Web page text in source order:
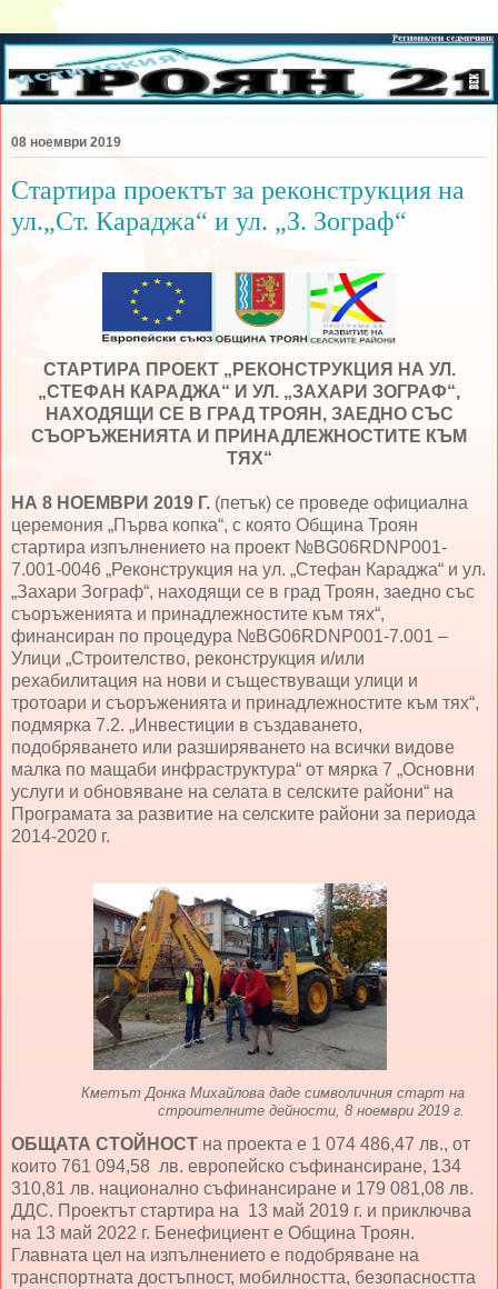
08 ноември 2019
Стартира проектът за реконструкция на
ул.„Ст. Караджа“ и ул. „З. Зограф“
СТАРТИРА ПРОЕКТ „РЕКОНСТРУКЦИЯ НА УЛ.
„СТЕФАН КАРАДЖА“ И УЛ. „ЗАХАРИ ЗОГРАФ“,
НАХОДЯЩИ СЕ В ГРАД ТРОЯН, ЗАЕДНО СЪС
СЪОРЪЖЕНИЯТА И ПРИНАДЛЕЖНОСТИТЕ КЪМ
ТЯХ“
НА 8 НОЕМВРИ 2019 Г. (петък) се проведе официална
церемония „Първа копка“, с която Община Троян
стартира изпълнението на проект №BG06RDNP001-
7.001-0046 „Реконструкция на ул. „Стефан Караджа“ и ул.
„Захари Зограф“, находящи се в град Троян, заедно със
съоръженията и принадлежностите към тях“,
финансиран по процедура №BG06RDNP001-7.001 –
Улици „Строителство, реконструкция и/или
рехабилитация на нови и съществуващи улици и
тротоари и съоръженията и принадлежностите към тях“,
подмярка 7.2. „Инвестиции в създаването,
подобряването или разширяването на всички видове
малка по мащаби инфраструктура“ от мярка 7 „Основни
услуги и обновяване на селата в селските райони“ на
Програмата за развитие на селските райони за периода
2014-2020 г.
Кметът Донка Михайлова даде символичния старт на
строителните дейности, 8 ноември 2019 г.
ОБЩАТА СТОЙНОСТ на проекта е 1 074 486,47 лв., от
които 761 094,58 лв. европейско съфинансиране, 134
310,81 лв. национално съфинансиране и 179 081,08 лв.
ДДС. Проектът стартира на 13 май 2019 г. и приключва
на 13 май 2022 г. Бенефициент е Община Троян.
Главната цел на изпълнението е подобряване на
транспортната достъпност, мобилността, безопасността